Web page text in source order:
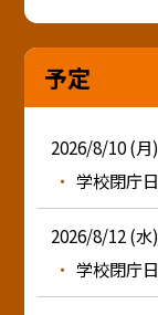
予定
2026/8/10 (月)
学校閉庁日
2026/8/12 (水)
学校閉庁日